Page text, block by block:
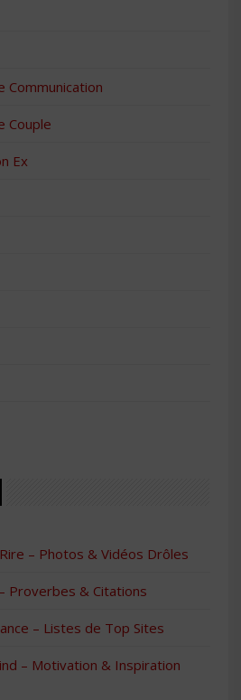
Communication
Couple
Ex
– Photos & Vidéos Drôles
Proverbes & Citations
– Listes de Top Sites
– Motivation & Inspiration